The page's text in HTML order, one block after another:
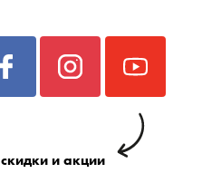
скидки и акции